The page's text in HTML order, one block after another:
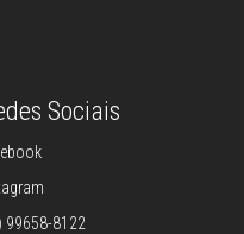
Sociais
99658-8122